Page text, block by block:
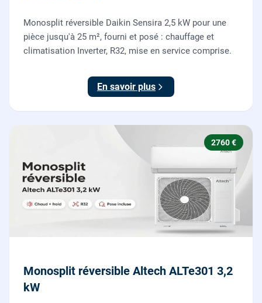
Monosplit réversible Daikin Sensira 2,5 kW pour une
pièce jusqu'à 25 m², fourni et posé : chauffage et
climatisation Inverter, R32, mise en service comprise.
En savoir plus
2760 €
Monosplit réversible Altech ALTe301 3,2
kW